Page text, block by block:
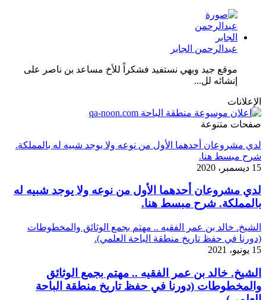
عبدالرحمن الجابر
موقع جيد وبهي نستفيد فشكراً للأخ مساعد بن ناصر على
إنشائه لل...
الإعلانات
صفحات متنوعة
لدي مشروعان أحدهما الأول من نوعه ولا يوجد شبيه له بالمملكة.
شرح مبسط هنا.
15 ديسمبر، 2020
لدي مشروعان أحدهما الأول من نوعه ولا يوجد شبيه له
بالمملكة. شرح مبسط هنا.
الشيخ. خالد بن عمر الفقيه .. مهتم بجمع الوثائق والمخطوطات
(دورنا في حفظ تاريخ منطقة الباحة العلمي).
15 يونيو، 2021
الشيخ. خالد بن عمر الفقيه .. مهتم بجمع الوثائق
والمخطوطات (دورنا في حفظ تاريخ منطقة الباحة